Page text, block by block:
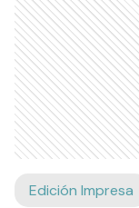
Edición Impresa